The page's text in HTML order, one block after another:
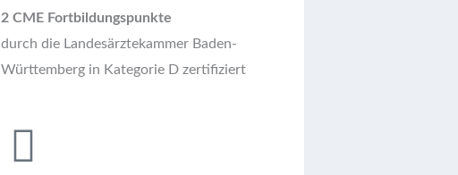
2 CME Fortbildungspunkte
durch die Landesärztekammer Baden-
Württemberg in Kategorie D zertifiziert